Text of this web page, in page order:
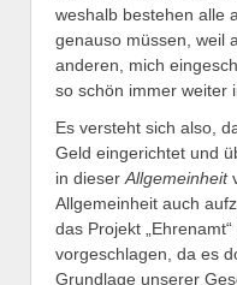
weshalb bestehen alle
genauso müssen, weil
anderen, mich
so schön immer weiter
Es versteht sich also,
Geld eingerichtet und
in dieser Allgemeinheit
Allgemeinheit auch
das Projekt
vorgeschlagen, da es
Grundlage unserer